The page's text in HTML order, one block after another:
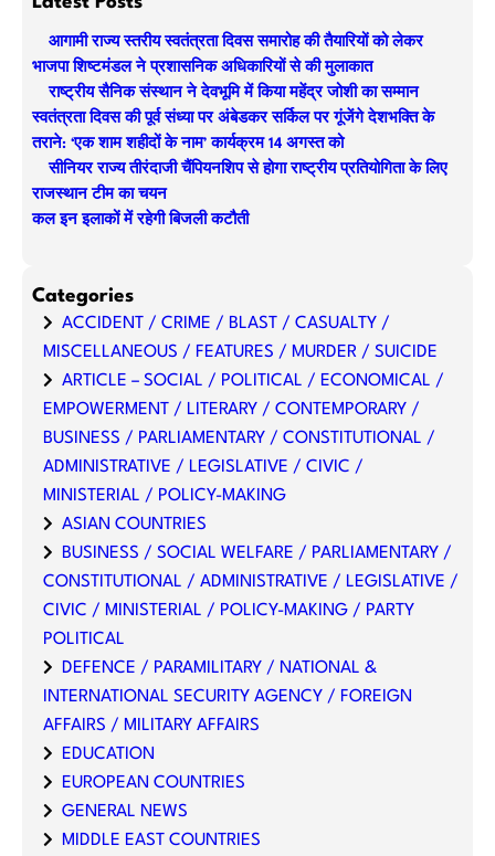
आगामी राज्य स्तरीय स्वतंत्रता दिवस समारोह की तैयारियों को लेकर
भाजपा शिष्टमंडल ने प्रशासनिक अधिकारियों से की मुलाकात
राष्ट्रीय सैनिक संस्थान ने देवभूमि में किया महेंद्र जोशी का सम्मान
स्वतंत्रता दिवस की पूर्व संध्या पर अंबेडकर सर्किल पर गूंजेंगे देशभक्ति के
तराने: ‘एक शाम शहीदों के नाम’ कार्यक्रम 14 अगस्त को
सीनियर राज्य तीरंदाजी चैंपियनशिप से होगा राष्ट्रीय प्रतियोगिता के लिए
राजस्थान टीम का चयन
कल इन इलाकों में रहेगी बिजली कटौती
Categories
ACCIDENT / CRIME / BLAST / CASUALTY /
MISCELLANEOUS / FEATURES / MURDER / SUICIDE
ARTICLE – SOCIAL / POLITICAL / ECONOMICAL /
EMPOWERMENT / LITERARY / CONTEMPORARY /
BUSINESS / PARLIAMENTARY / CONSTITUTIONAL /
ADMINISTRATIVE / LEGISLATIVE / CIVIC /
MINISTERIAL / POLICY-MAKING
ASIAN COUNTRIES
BUSINESS / SOCIAL WELFARE / PARLIAMENTARY /
CONSTITUTIONAL / ADMINISTRATIVE / LEGISLATIVE /
CIVIC / MINISTERIAL / POLICY-MAKING / PARTY
POLITICAL
DEFENCE / PARAMILITARY / NATIONAL &
INTERNATIONAL SECURITY AGENCY / FOREIGN
AFFAIRS / MILITARY AFFAIRS
EDUCATION
EUROPEAN COUNTRIES
GENERAL NEWS
MIDDLE EAST COUNTRIES